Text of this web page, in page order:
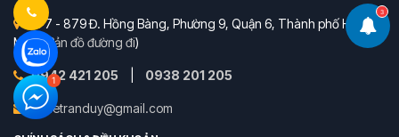
3
877 - 879 Đ. Hồng Bàng, Phường 9, Quận 6, Thành phố Hồ Chí
Minh (Bản đồ đường đi)
0942 421 205 0938 201 205
Bs.letranduy@gmail.com